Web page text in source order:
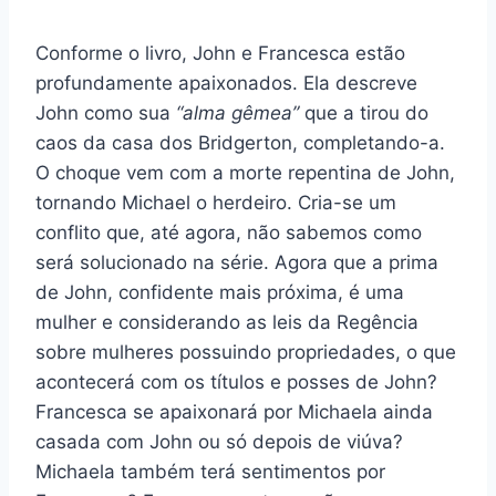
Conforme o livro, John e Francesca estão
profundamente apaixonados. Ela descreve
John como sua “alma gêmea”que a tirou do
caos da casa dos Bridgerton, completando-a.
O choque vem com a morte repentina de John,
tornando Michael o herdeiro. Cria-se um
conflito que, até agora, não sabemos como
será solucionado na série. Agora que a prima
de John, confidente mais próxima, é uma
mulher e considerando as leis da Regência
sobre mulheres possuindo propriedades, o que
acontecerá com os títulos e posses de John?
Francesca se apaixonará por Michaela ainda
casada com John ou só depois de viúva?
Michaela também terá sentimentos por